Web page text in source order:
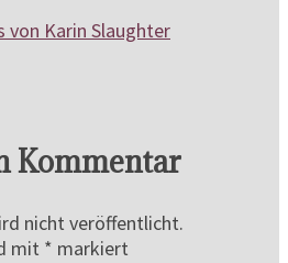
Kommentar
nicht veröffentlicht.
mit * markiert